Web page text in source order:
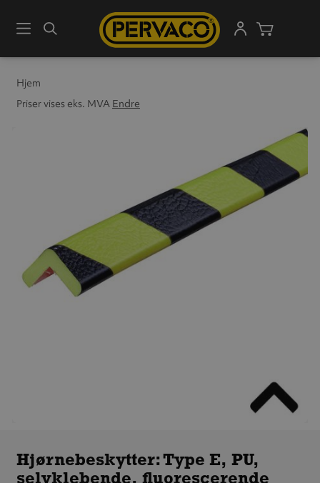
MenySøk
Hjem
Priser vises eks. MVA Endre
selvklebende,
fluorescerende
Hjørnebeskytter: Type E, PU,
selvklebende, fluorescerende